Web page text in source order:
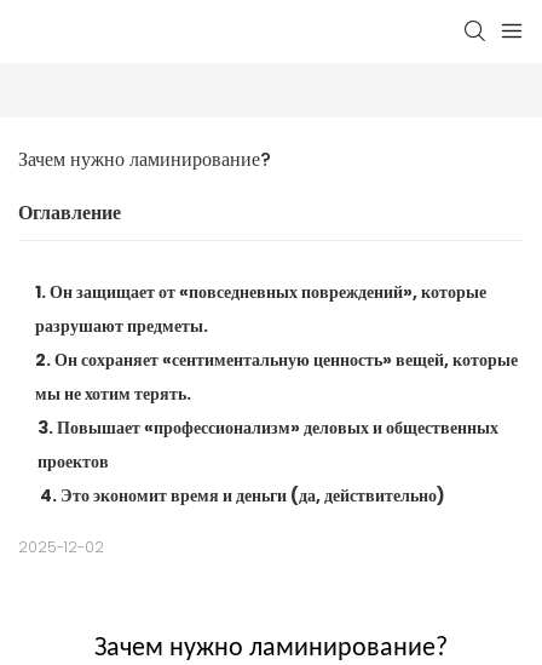
Зачем нужно ламинирование?
Оглавление
1. Он защищает от «повседневных повреждений», которые
разрушают предметы.
2. Он сохраняет «сентиментальную ценность» вещей, которые
мы не хотим терять.
3. Повышает «профессионализм» деловых и общественных
проектов
4. Это экономит время и деньги (да, действительно)
2025-12-02
Зачем нужно ламинирование?